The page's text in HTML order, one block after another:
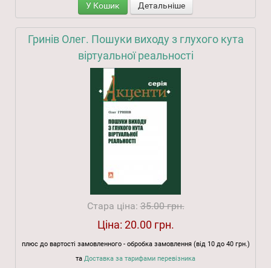
У Кошик Детальніше
Гринів Олег. Пошуки виходу з глухого кута
віртуальної реальності
Стара ціна:35.00 грн.
Ціна: 20.00 грн.
плюс до вартості замовленного - обробка замовлення (від 10 до 40 грн.)
та Доставка за тарифами перевізника